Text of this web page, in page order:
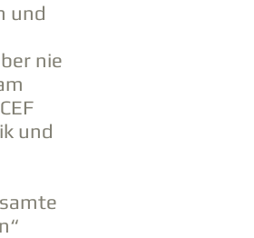
und
nie
und